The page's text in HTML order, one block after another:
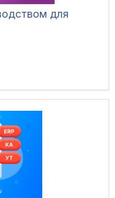
для